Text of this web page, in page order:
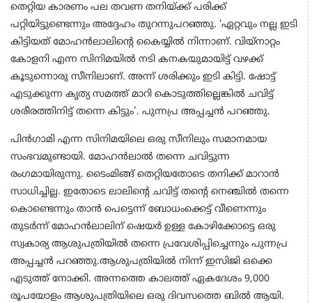
തെറ്റിയ കാരണം പല തവണ തനിയ്ക്ക് പരിക്ക്
പറ്റിയിട്ടുണ്ടെന്നും അദ്ദേഹം തുറന്നുപറഞ്ഞു. ‘ഏറ്റവും നല്ല ഇടി
കിട്ടിയത് മോഹന്‍ലാലിന്റെ കൈയ്യില്‍ നിന്നാണ്. വിയ്നാറ്റം
കോളനി എന്ന സിനിമയില്‍ നടി കനകയുമായിട്ട് വഴക്ക്
കൂടുന്നൊരു സീനിലാണ്. അന്ന് ശരിക്കും ഇടി കിട്ടി. ഷോട്ട്
എടുക്കുന്ന കൃത്യ സമത്ത് മാറി കൊടുത്തില്ലെങ്കില്‍ ചവിട്ട്
ശരീരത്തിനിട്ട് തന്നെ കിട്ടും'. പുന്നപ്ര അപ്പച്ചൻ പറഞ്ഞു.
പിന്‍ഗാമി എന്ന സിനിമയിലെ ഒരു സീനിലും സമാനമായ
സംഭവമുണ്ടായി. മോഹന്‍ലാല്‍ തന്നെ ചവിട്ടുന്ന
രംഗമായിരുന്നു. ടൈംമിങ്ങ് തെറ്റിയതോടെ തനിക്ക് മാറാന്‍
സാധിച്ചില്ല. ഇതോടെ ലാലിന്റെ ചവിട്ട് തന്റെ നെഞ്ചില്‍ തന്നെ
കൊണ്ടെന്നും താന്‍ പെട്ടെന്ന് ബോധംക്കെട്ട് വീണെന്നും
തുടർന്ന് മോഹൻലാലിന് ഷെയര്‍ ഉള്ള കോഴിക്കോട്ടെ ഒരു
സ്വകാര്യ ആശുപത്രിയില്‍ തന്നെ പ്രവേശിപ്പിച്ചെന്നും പുന്നപ്ര
അപ്പച്ചൻ പറഞ്ഞു.ആശുപത്രിയിൽ നിന്ന് ഇസിജി ഒക്കെ
എടുത്ത് നോക്കി. അന്നത്തെ കാലത്ത് ഏകദേശം 9,000
രൂപയോളം ആശുപത്രിയിലെ ഒരു ദിവസത്തെ ബില്‍ ആയി.